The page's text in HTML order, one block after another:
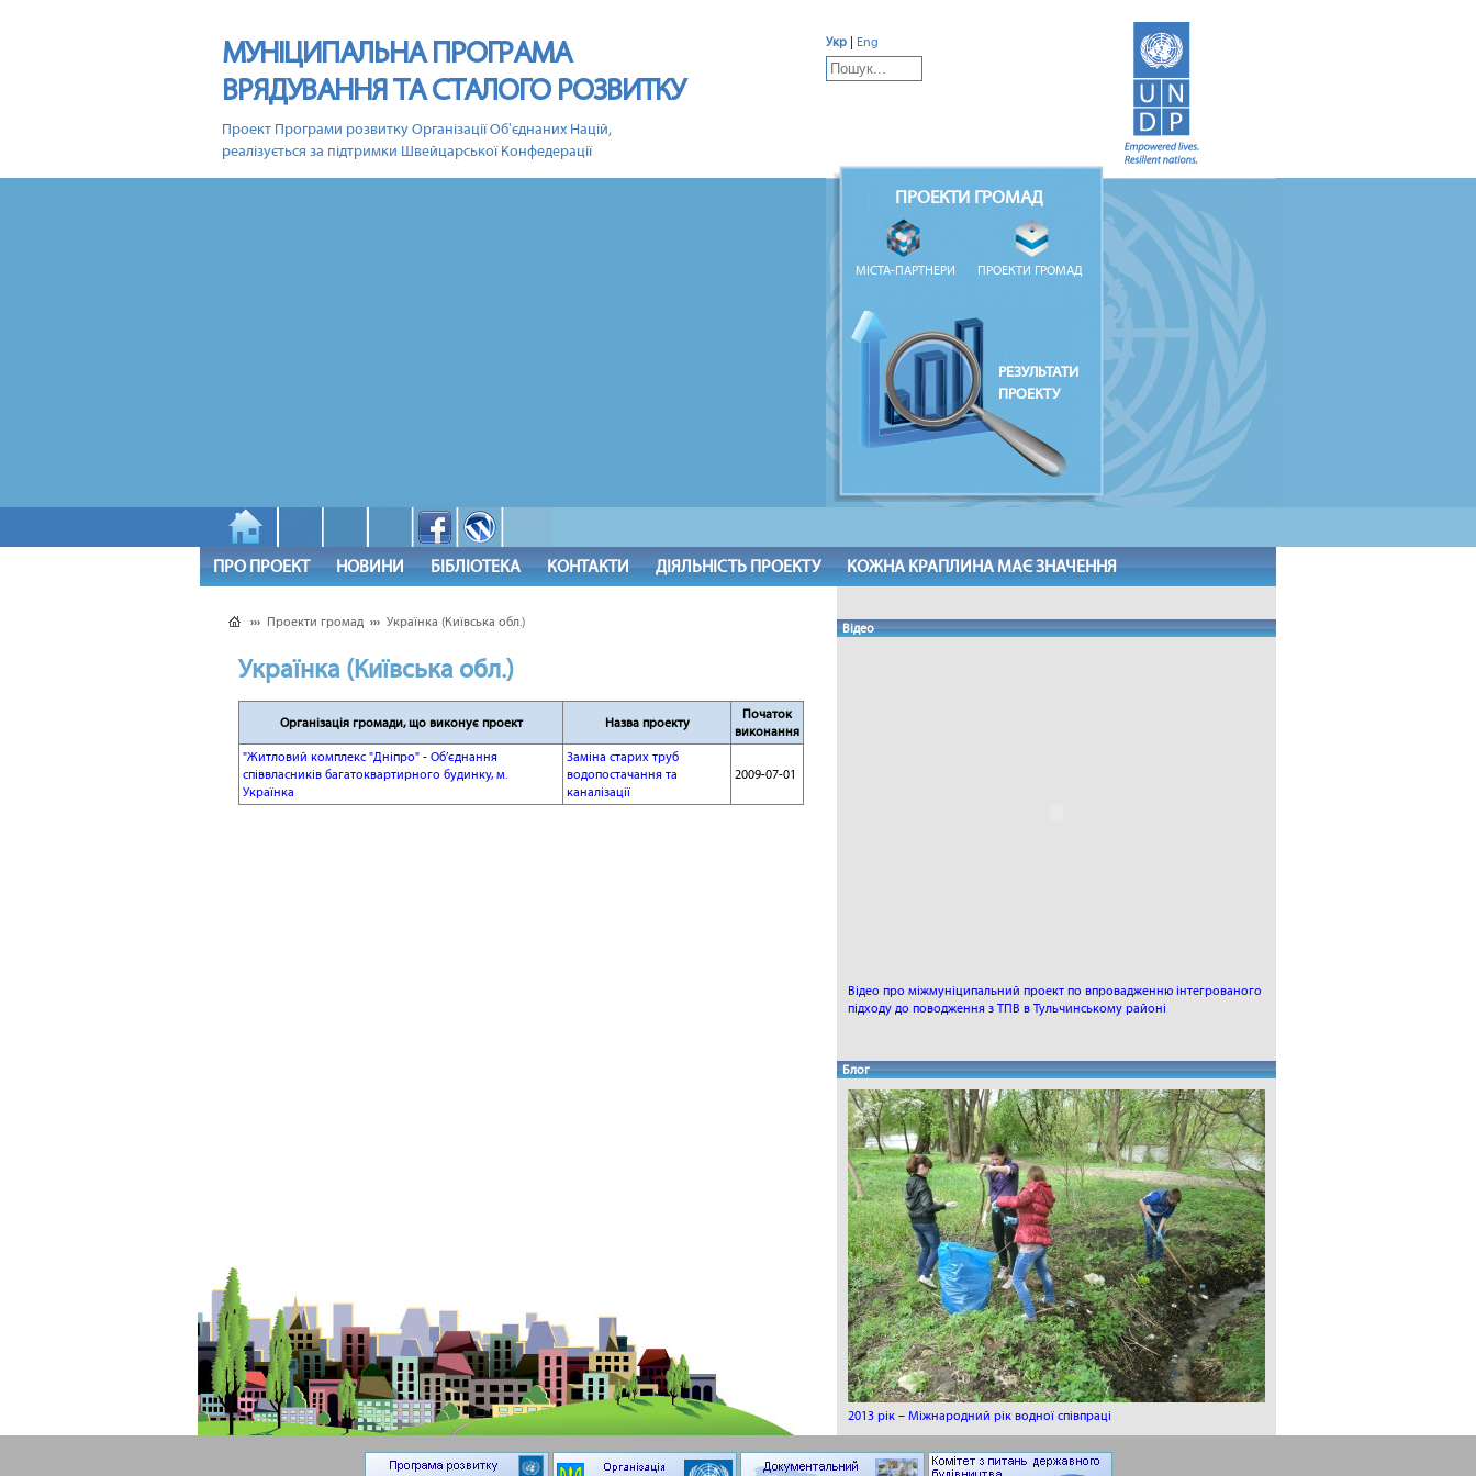
МУНІЦИПАЛЬНА ПРОГРАМА
ВРЯДУВАННЯ ТА СТАЛОГО РОЗВИТКУ
Проект Програми розвитку Організації Об'єднаних Націй,
реалізується за підтримки Швейцарської Конфедерації
Укр Eng
ПРОЕКТИ ГРОМАД
МІСТА-ПАРТНЕРИ ПРОЕКТИ ГРОМАД
РЕЗУЛЬТАТИ
ПРОЕКТУ
ПРО ПРОЕКТ НОВИНИ БІБЛІОТЕКА КОНТАКТИ ДІЯЛЬНІСТЬ ПРОЕКТУ КОЖНА КРАПЛИНА МАЄ ЗНАЧЕННЯ
Відео
Відео про міжмуніципальний проект по впровадженню інтегрованого
підходу до поводження з ТПВ в Тульчинському районі
Блог
2013 рік – Міжнародний рік водної співпраці
››› Проекти громад ››› Українка (Київська обл.)
Українка (Київська обл.)
Організація громади, що виконує проект Назва проекту
Початок
виконання
"Житловий комплекс "Дніпро" - Об’єднання
співвласників багатоквартирного будинку, м.
Українка
Заміна старих труб
водопостачання та
каналізації
2009-07-01